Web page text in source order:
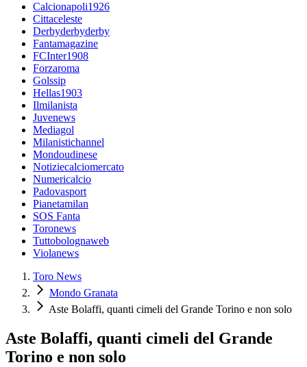
Calcionapoli1926
Cittaceleste
Derbyderbyderby
Fantamagazine
FCInter1908
Forzaroma
Golssip
Hellas1903
Ilmilanista
Juvenews
Mediagol
Milanistichannel
Mondoudinese
Notiziecalciomercato
Numericalcio
Padovasport
Pianetamilan
SOS Fanta
Toronews
Tuttobolognaweb
Violanews
Toro News
Mondo Granata
Aste Bolaffi, quanti cimeli del Grande Torino e non solo
Aste Bolaffi, quanti cimeli del Grande
Torino e non solo